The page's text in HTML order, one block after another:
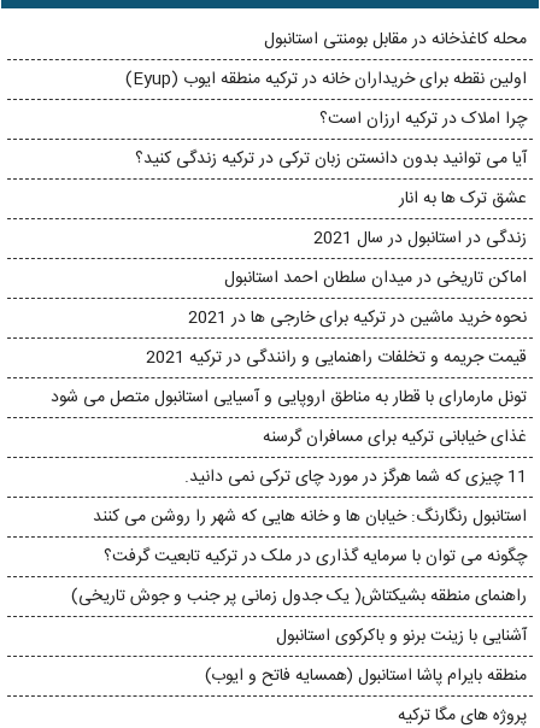
محله کاغذخانه در مقابل بومنتی استانبول
اولین نقطه برای خریداران خانه در ترکیه منطقه ایوب (Eyup)
چرا املاک در ترکیه ارزان است؟
آیا می توانید بدون دانستن زبان ترکی در ترکیه زندگی کنید؟
عشق ترک ها به انار
زندگی در استانبول در سال 2021
اماکن تاریخی در میدان سلطان احمد استانبول
نحوه خرید ماشین در ترکیه برای خارجی ها در 2021
قیمت جریمه و تخلفات راهنمایی و رانندگی در ترکیه 2021
تونل مارمارای با قطار به مناطق اروپایی و آسیایی استانبول متصل می شود
غذای خیابانی ترکیه برای مسافران گرسنه
11 چیزی که شما هرگز در مورد چای ترکی نمی دانید.
استانبول رنگارنگ: خیابان ها و خانه هایی که شهر را روشن می کنند
چگونه می توان با سرمایه گذاری در ملک در ترکیه تابعیت گرفت؟
راهنمای منطقه بشیکتاش( یک جدول زمانی پر جنب و جوش تاریخی)
آشنایی با زینت برنو و باکرکوی استانبول
منطقه بایرام پاشا استانبول (همسایه فاتح و ایوب)
پروژه های مگا ترکیه